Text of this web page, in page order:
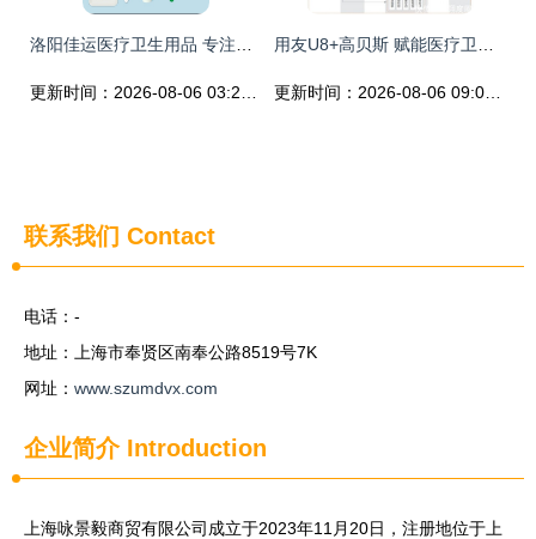
联系我们 Contact
电话：-
地址：上海市奉贤区南奉公路8519号7K
网址： www.szumdvx.com
企业简介Introduction
上海咏景毅商贸有限公司成立于2023年11月20日，注册地位于上